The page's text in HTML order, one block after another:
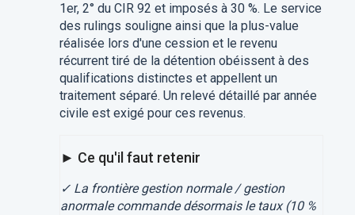
1er, 2° du CIR 92 et imposés à 30 %. Le service
des rulings souligne ainsi que la plus-value
réalisée lors d'une cession et le revenu
récurrent tiré de la détention obéissent à des
qualifications distinctes et appellent un
traitement séparé. Un relevé détaillé par année
civile est exigé pour ces revenus.
► Ce qu'il faut retenir
✓ La frontière gestion normale / gestion
anormale commande désormais le taux (10 %